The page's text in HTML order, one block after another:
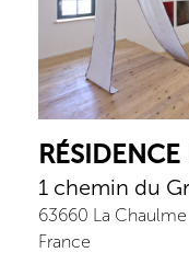
1 chemin du
63660 La Chaulme
France